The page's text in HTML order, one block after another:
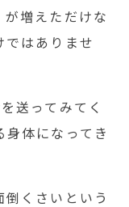
増えただけな
ではありませ
送ってみてく
体になってき
くさいという